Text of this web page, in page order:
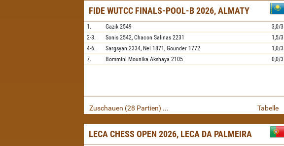
FIDE WUTCC FINALS-POOL-B 2026, ALMATY
1. Gazik 2549
3,0/3
2-3.
Sonis 2542,Chacon Salinas 2231
1,5/3
4-6.
Sargsyan 2334, Nel 1871,Gounder 1772
1,0/3
7.
Bommini Mounika Akshaya 2105 0,0/3
Zuschauen (28 Partien) ... Tabelle
LECA CHESS OPEN 2026, LECA DA PALMEIRA